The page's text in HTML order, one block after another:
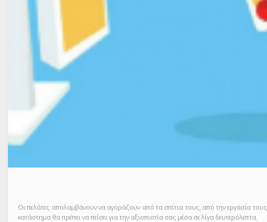
Οι πελάτες απολαμβάνουν να αγοράζουν από τα σπίτια τους, από την εργασία
κατάστημα θα πρέπει να πείσει για την αξιοπιστία σας μέσα σε λίγα δευτερόλεπτα.